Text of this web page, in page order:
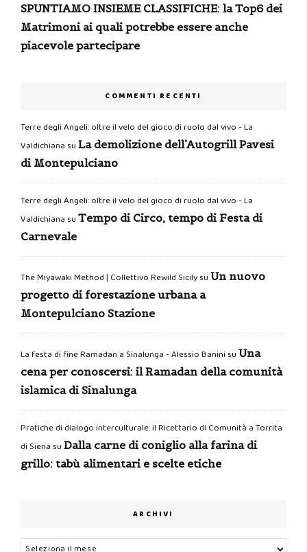
SPUNTIAMO INSIEME CLASSIFICHE: la Top6 dei
Matrimoni ai quali potrebbe essere anche
piacevole partecipare
COMMENTI RECENTI
Terre degli Angeli: oltre il velo del gioco di ruolo dal vivo - La
Valdichiana su La demolizione dell’Autogrill Pavesi
di Montepulciano
Terre degli Angeli: oltre il velo del gioco di ruolo dal vivo - La
Valdichiana su Tempo di Circo, tempo di Festa di
Carnevale
The Miyawaki Method | Collettivo Rewild Sicilysu Un nuovo
progetto di forestazione urbana a
Montepulciano Stazione
La festa di fine Ramadan a Sinalunga - Alessio Banini su Una
cena per conoscersi: il Ramadan della comunità
islamica di Sinalunga
Pratiche di dialogo interculturale: il Ricettario di Comunità a Torrita
di Siena su Dalla carne di coniglio alla farina di
grillo: tabù alimentari e scelte etiche
ARCHIVI
Archivi